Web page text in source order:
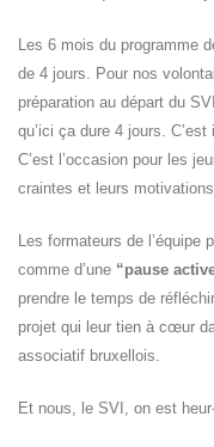
Les 6 mois du programme
de 4 jours. Pour nos
préparation au départ du
qu’ici ça dure 4 jours.
C’est l’occasion pour les
craintes et leurs
Les formateurs de
comme d’une “pause
prendre le temps de
projet qui leur tien à cœur
associatif bruxellois.
Et nous, le SVI, on est